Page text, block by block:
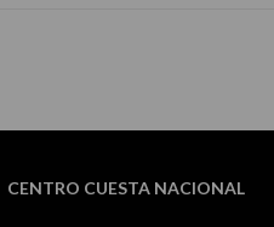
CENTRO CUESTA NACIONAL